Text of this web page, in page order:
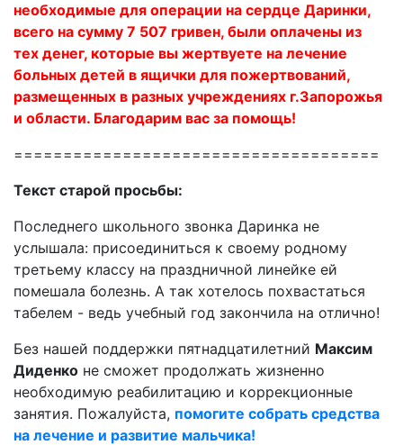
необходимые для операции на сердце Даринки,
всего на сумму 7 507 гривен, были оплачены из
тех денег, которые вы жертвуете на лечение
больных детей в ящички для пожертвований,
размещенных в разных учреждениях г.Запорожья
и области. Благодарим вас за помощь!
=====================================
Текст старой просьбы:
Последнего школьного звонка Даринка не
услышала: присоединиться к своему родному
третьему классу на праздничной линейке ей
помешала болезнь. А так хотелось похвастаться
табелем - ведь учебный год закончила на отлично!
Без нашей поддержки пятнадцатилетний Максим
Диденко не сможет продолжать жизненно
необходимую реабилитацию и коррекционные
занятия. Пожалуйста, помогите собрать средства
на лечение и развитие мальчика!